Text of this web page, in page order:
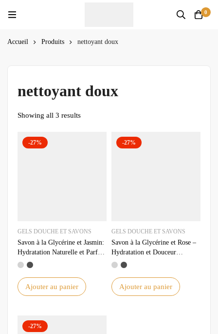
0
Accueil Produits nettoyant doux
nettoyant doux
Showing all 3 results
-27%
GELS DOUCHE ET SAVONS
Savon à la Glycérine et Jasmin:
Hydratation Naturelle et Parfum
Envoûtant
Ajouter au panier
-27%
GELS DOUCHE ET SAVONS
Savon à la Glycérine et Rose –
Hydratation et Douceur
Naturelle
Ajouter au panier
-27%